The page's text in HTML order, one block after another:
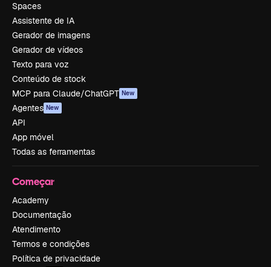
Spaces
Assistente de IA
Gerador de imagens
Gerador de vídeos
Texto para voz
Conteúdo de stock
MCP para Claude/ChatGPT New
Agentes New
API
App móvel
Todas as ferramentas
Começar
Academy
Documentação
Atendimento
Termos e condições
Política de privacidade